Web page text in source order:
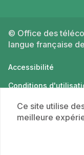
© Office des
langue française
Accessibilité
Conditions
Politique de
Ce site utilise
meilleure